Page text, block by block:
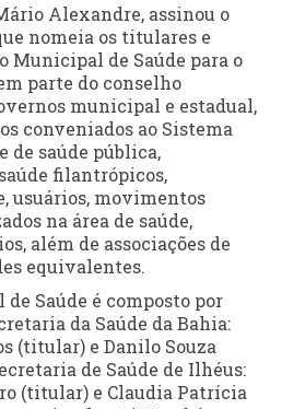
Alexandre, assinou o
nomeia os titulares e
Municipal de Saúde para o
parte do conselho
municipal e estadual,
conveniados ao Sistema
de saúde pública,
filantrópicos,
usuários, movimentos
na área de saúde,
além de associações de
equivalentes.
Saúde é composto por
da Saúde da Bahia:
(titular) e Danilo Souza
de Saúde de Ilhéus:
(titular) e Claudia Patrícia